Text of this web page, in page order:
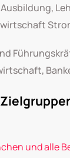
und alle